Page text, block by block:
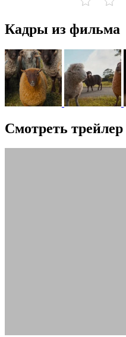
Кадры из фильма
Смотреть трейлер